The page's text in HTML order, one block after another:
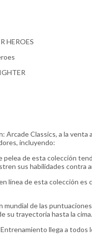
HEROES
Arcade Classics, a la
incluyendo:
pelea de esta colección
sus habilidades contra
línea de esta colección es
mundial de las
su trayectoria hasta la cima.
Entrenamiento llega a todos